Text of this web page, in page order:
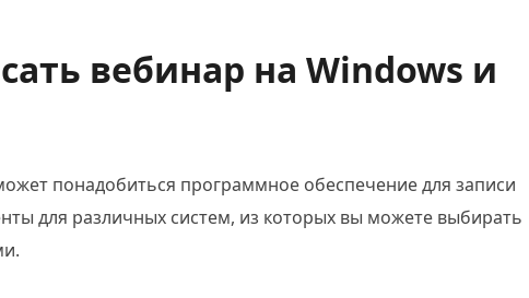
вебинар на Windows и
понадобиться программное обеспечение для записи
для различных систем, из которых вы можете выбирать